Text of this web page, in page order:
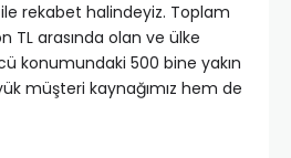
rekabet halindeyiz. Toplam
TL arasında olan ve ülke
konumundaki 500 bine yakın
müşteri kaynağımız hem de